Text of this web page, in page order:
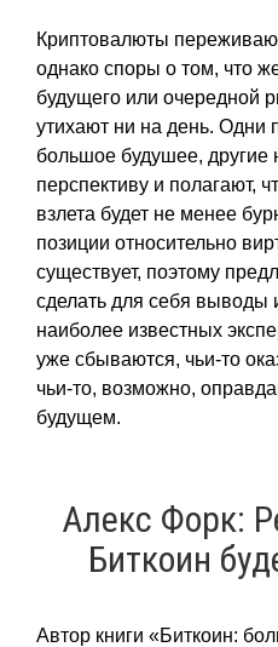
Криптовалюты
однако споры о том, что
будущего или очередной
утихают ни на день. Одни
большое будушее, другие
перспективу и полагают,
взлета будет не менее
позиции относительно
существует, поэтому
сделать для себя выводы
наиболее известных
уже сбываются, чьи-то
чьи-то, возможно,
будущем.
Алекс Форк:
Биткоин
Автор книги «Биткоин: